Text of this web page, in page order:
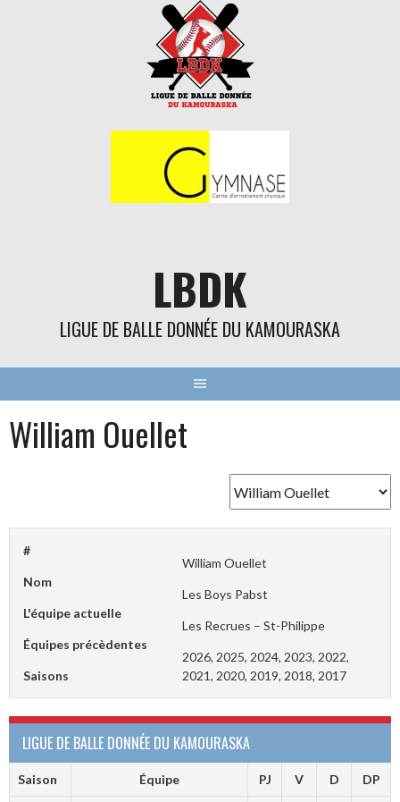
LBDK
LIGUE DE BALLE DONNÉE DU KAMOURASKA
William Ouellet
#
Nom
William Ouellet
L'équipe actuelle
Les Boys Pabst
Équipes précèdentes
Les Recrues – St-Philippe
Saisons
2026, 2025, 2024, 2023, 2022,
2021, 2020, 2019, 2018, 2017
LIGUE DE BALLE DONNÉE DU KAMOURASKA
Saison Équipe PJ V D DP